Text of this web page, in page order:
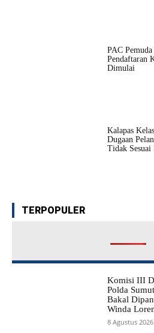
PAC
Pendaftaran
Dimulai
Kalapas
Dugaan
Tidak Sesuai
TERPOPULER
Komisi III
Polda
Bakal
Winda
8 Agustus 2026